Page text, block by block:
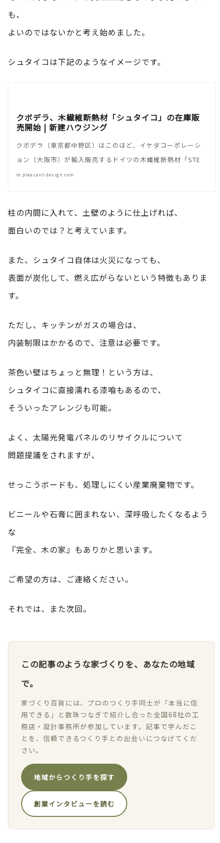
も、
よいのではないかと考え始めました。
シュタイコは下記のようなイメージです。
クボデラ、木繊維断熱材「シュタイコ」の在庫販
売開始 | 新建ハウジング
クボデラ（東京都中野区）はこのほど、イケダコーポレーシ
ョン（大阪市）が輸入販売するドイツの木繊維断熱材「STE
m.pleasant-design.com
柱の内間に入れて、土壁のように仕上げれば、
面白いのでは？と考えています。
また、シュタイコ自体は火災になっても、
表面が炭化して、燃え広がらないという特徴もありま
す。
ただし、キッチンがガスの場合は、
内装制限はかかるので、注意は必要です。
茶色い壁はちょっと無理！という方は、
シュタイコに直接濡れる漆喰もあるので、
そういったアレンジも可能。
よく、太陽光発電パネルのリサイクルについて
問題提議をされますが、
せっこうボードも、処理しにくい産業廃棄物です。
ビニールや石膏に囲まれない、深呼吸したくなるよう
な
『完全、木の家』もありかと思います。
ご希望の方は、ご連絡ください。
それでは、また次回。
この記事のような家づくりを、あなたの地域
で。
家づくり百貨には、プロのつくり手同士が「本当に信
用できる」と数珠つなぎで紹介し合った全国68社の工
務店・設計事務所が参加しています。記事で学んだこ
とを、信頼できるつくり手との出会いにつなげてくだ
さい。
地域からつくり手を探す
創業インタビューを読む